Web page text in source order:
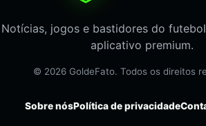
Notícias, jogos e bastidores do
aplicativo premium.
© 2026 GoldeFato. Todos os direitos
Sobre nósPolítica de privacidade